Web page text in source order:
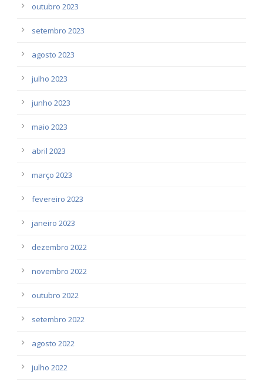
outubro 2023
setembro 2023
agosto 2023
julho 2023
junho 2023
maio 2023
abril 2023
março 2023
fevereiro 2023
janeiro 2023
dezembro 2022
novembro 2022
outubro 2022
setembro 2022
agosto 2022
julho 2022